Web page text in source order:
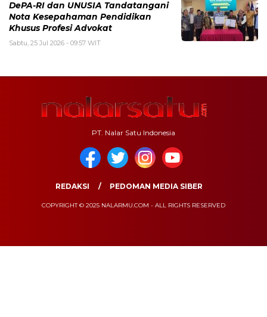
DePA-RI dan UNUSIA Tandatangani
Nota Kesepahaman Pendidikan
Khusus Profesi Advokat
Sabtu, 25 Jul 2026 - 09:57 WIT
PT. Nalar Satu Indonesia
REDAKSI PEDOMAN MEDIA SIBER
COPYRIGHT © 2025 NALARMU.COM - ALL RIGHTS RESERVED